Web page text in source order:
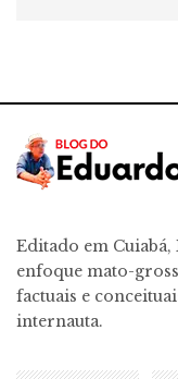
Editado em
enfoque mato-
factuais e
internauta.